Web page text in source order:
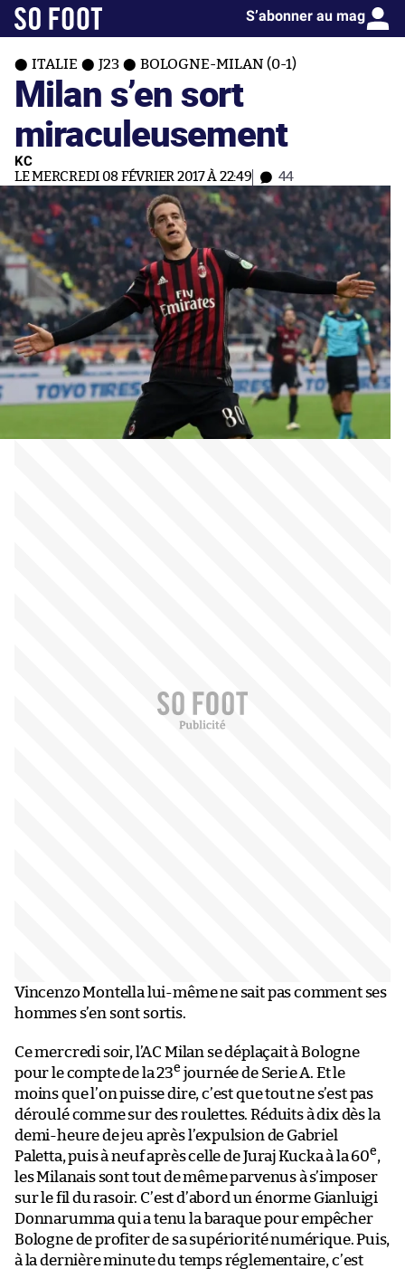
S’abonner au mag
ITALIE J23 BOLOGNE-MILAN (0-1)
Milan s’en sort
miraculeusement
KC
LE MERCREDI 08 FÉVRIER 2017 À 22:49 44
Vincenzo Montella lui-même ne sait pas comment ses
hommes s’en sont sortis.
Ce mercredi soir, l’AC Milan se déplaçait à Bologne
pour le compte de la 23e journée de Serie A. Et le
moins que l’on puisse dire, c’est que tout ne s’est pas
déroulé comme sur des roulettes. Réduits à dix dès la
demi-heure de jeu après l’expulsion de Gabriel
Paletta, puis à neuf après celle de Juraj Kucka à la 60e,
les Milanais sont tout de même parvenus à s’imposer
sur le fil du rasoir. C’est d’abord un énorme Gianluigi
Donnarumma qui a tenu la baraque pour empêcher
Bologne de profiter de sa supériorité numérique. Puis,
à la dernière minute du temps réglementaire, c’est